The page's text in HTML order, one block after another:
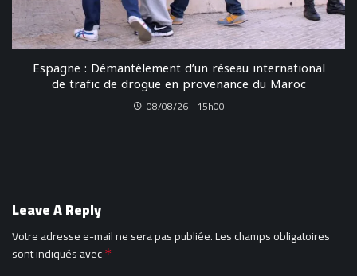
Espagne : Démantèlement d’un réseau international
de trafic de drogue en provenance du Maroc
08/08/26 - 15h00
Leave A Reply
Votre adresse e-mail ne sera pas publiée.Les champs obligatoires
sont indiqués avec *